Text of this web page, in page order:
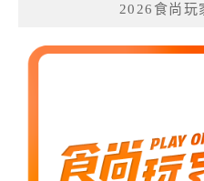
2026食尚玩